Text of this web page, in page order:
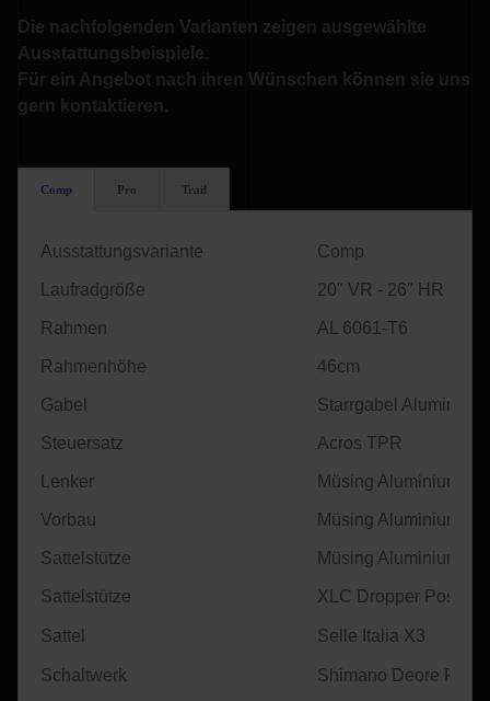
Die nachfolgenden Varianten zeigen ausgewählte
Ausstattungsbeispiele.
Für ein Angebot nach ihren Wünschen können sie uns
gern kontaktieren.
Comp Pro Trail
Ausstattungsvariante Comp
Laufradgröße 20" VR - 26" HR
Rahmen AL 6061-T6
Rahmenhöhe 46cm
Gabel Starrgabel Aluminium
Steuersatz Acros TPR
Lenker Müsing Aluminium
Vorbau Müsing Aluminium
Sattelstütze Müsing Aluminium
Sattelstütze XLC Dropper Post
Sattel Selle Italia X3
Schaltwerk Shimano Deore RD-